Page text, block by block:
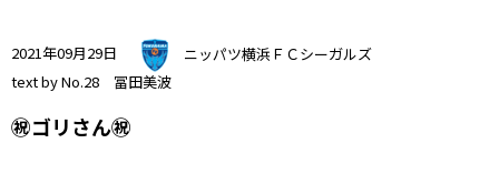
2021年09月29日
ニッパツ横浜ＦＣシーガルズ
text by No.28 冨田美波
㊗️ゴリさん㊗️